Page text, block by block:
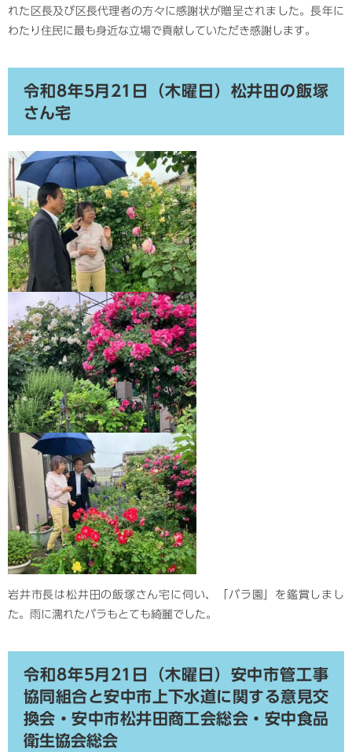
れた区長及び区長代理者の方々に感謝状が贈呈されました。長年に
わたり住民に最も身近な立場で貢献していただき感謝します。
令和8年5月21日（木曜日）松井田の飯塚
さん宅
岩井市長は松井田の飯塚さん宅に伺い、「バラ園」を鑑賞しまし
た。雨に濡れたバラもとても綺麗でした。
令和8年5月21日（木曜日）安中市管工事
協同組合と安中市上下水道に関する意見交
換会・安中市松井田商工会総会・安中食品
衛生協会総会